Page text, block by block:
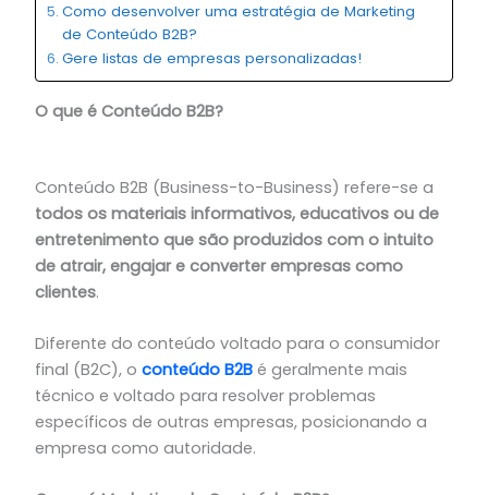
Como desenvolver uma estratégia de Marketing
de Conteúdo B2B?
Gere listas de empresas personalizadas!
O que é Conteúdo B2B?
Conteúdo B2B (Business-to-Business) refere-se a
todos os materiais informativos, educativos ou de
entretenimento que são produzidos com o intuito
de atrair, engajar e converter empresas como
clientes.
Diferente do conteúdo voltado para o consumidor
final (B2C), o conteúdo B2Bé geralmente mais
técnico e voltado para resolver problemas
específicos de outras empresas, posicionando a
empresa como autoridade.